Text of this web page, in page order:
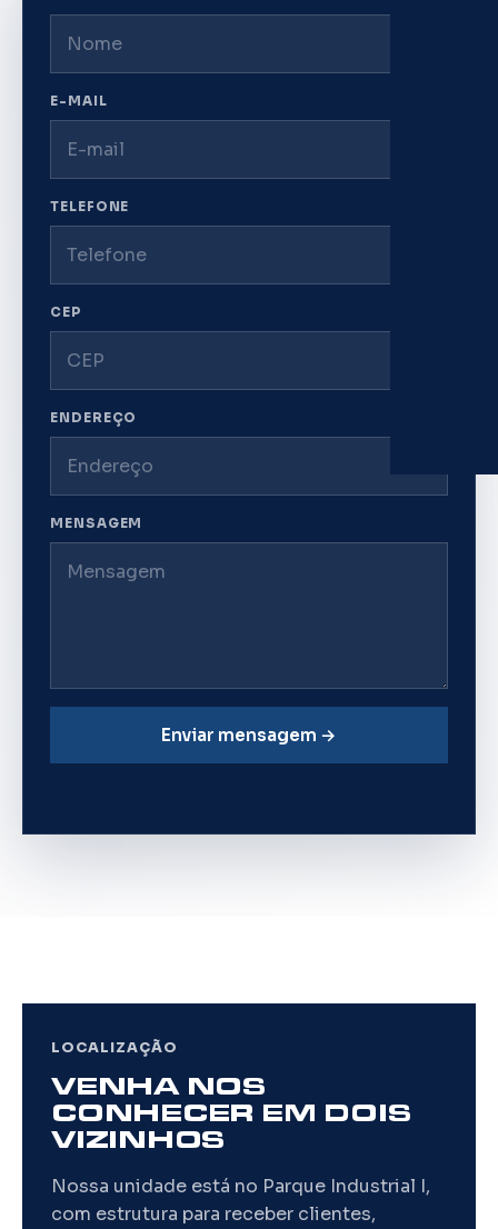
E-MAIL
TELEFONE
CEP
ENDEREÇO
MENSAGEM
Enviar mensagem →
LOCALIZAÇÃO
VENHA NOS
CONHECER EM DOIS
VIZINHOS
Nossa unidade está no Parque Industrial I,
com estrutura para receber clientes,